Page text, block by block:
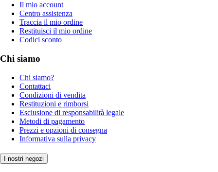
Il mio account
Centro assistenza
Traccia il mio ordine
Restituisci il mio ordine
Codici sconto
Chi siamo
Chi siamo?
Contattaci
Condizioni di vendita
Restituzioni e rimborsi
Esclusione di responsabilità legale
Metodi di pagamento
Prezzi e opzioni di consegna
Informativa sulla privacy
I nostri negozi